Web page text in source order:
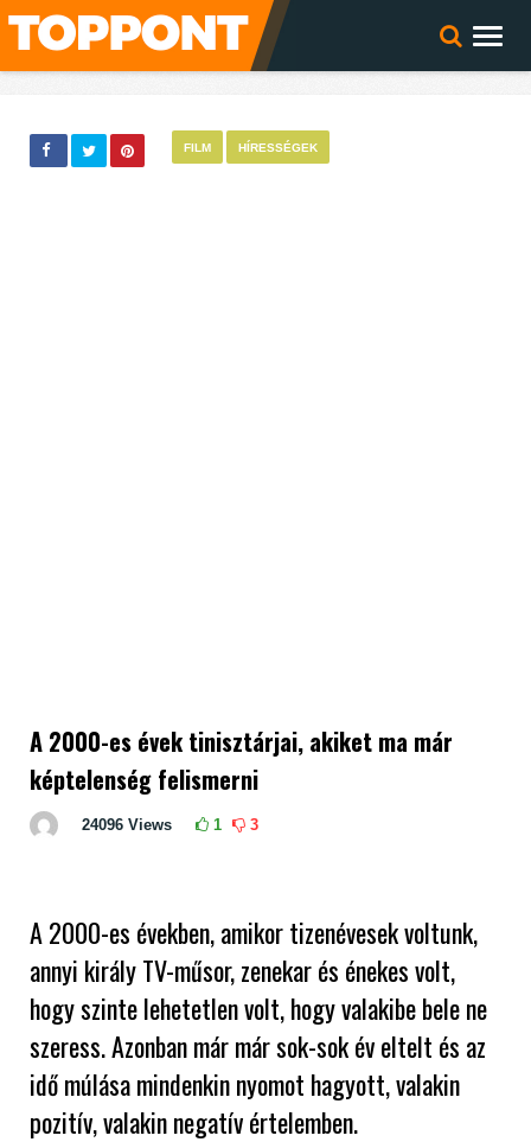
FILM HÍRESSÉGEK
A 2000-es évek tinisztárjai, akiket ma már
képtelenség felismerni
24096 Views 1 3
A 2000-es években, amikor tizenévesek voltunk,
annyi király TV-műsor, zenekar és énekes volt,
hogy szinte lehetetlen volt, hogy valakibe bele ne
szeress. Azonban már már sok-sok év eltelt és az
idő múlása mindenkin nyomot hagyott, valakin
pozitív, valakin negatív értelemben.